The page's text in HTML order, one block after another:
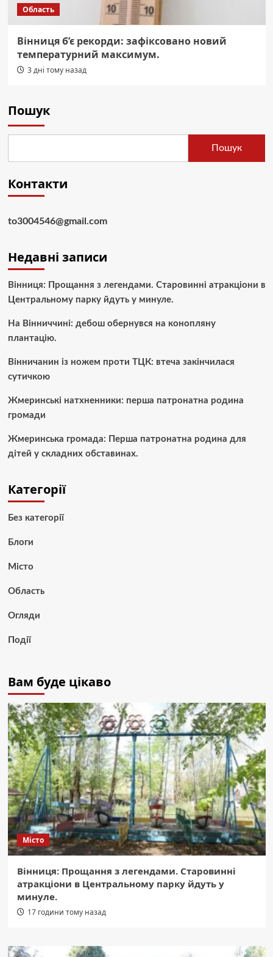
Область
Вінниця б’є рекорди: зафіксовано новий
температурний максимум.
3 дні тому назад
Пошук
Пошук
Контакти
to3004546@gmail.com
Недавні записи
Вінниця: Прощання з легендами. Старовинні атракціони в
Центральному парку йдуть у минуле.
На Вінниччині: дебош обернувся на конопляну
плантацію.
Вінничанин із ножем проти ТЦК: втеча закінчилася
сутичкою
Жмеринські натхненники: перша патронатна родина
громади
Жмеринська громада: Перша патронатна родина для
дітей у складних обставинах.
Категорії
Без категорії
Блоги
Місто
Область
Огляди
Події
Вам буде цікаво
Місто
Вінниця: Прощання з легендами. Старовинні
атракціони в Центральному парку йдуть у
минуле.
17 години тому назад